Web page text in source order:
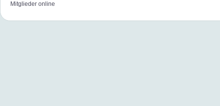
Mitglieder online